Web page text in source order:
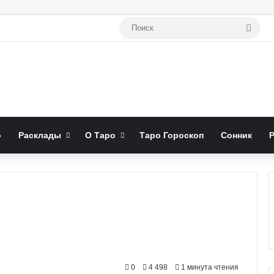
Расклады О Таро Таро Гороскоп Сонник
0 4 498 1 минута чтения